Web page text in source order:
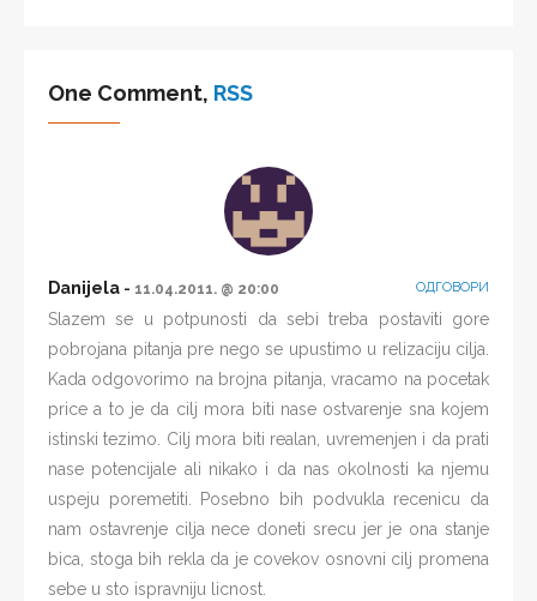
One Comment, RSS
Danijela 11.04.2011. @ 20:00 ОДГОВОРИ
Slazem se u potpunosti da sebi treba postaviti gore
pobrojana pitanja pre nego se upustimo u relizaciju cilja.
Kada odgovorimo na brojna pitanja, vracamo na pocetak
price a to je da cilj mora biti nase ostvarenje sna kojem
istinski tezimo. Cilj mora biti realan, uvremenjen i da prati
nase potencijale ali nikako i da nas okolnosti ka njemu
uspeju poremetiti. Posebno bih podvukla recenicu da
nam ostavrenje cilja nece doneti srecu jer je ona stanje
bica, stoga bih rekla da je covekov osnovni cilj promena
sebe u sto ispravniju licnost.